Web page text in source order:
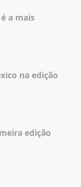
a mais
na edição
edição